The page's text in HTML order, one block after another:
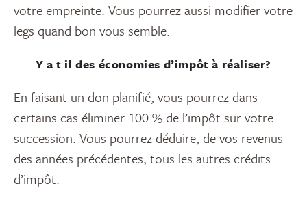
votre empreinte. Vous pourrez aussi modifier votre
legs quand bon vous semble.
Y a t il des économies d’impôt à réaliser?
En faisant un don planifié, vous pourrez dans
certains cas éliminer 100 % de l’impôt sur votre
succession. Vous pourrez déduire, de vos revenus
des années précédentes, tous les autres crédits
d’impôt.